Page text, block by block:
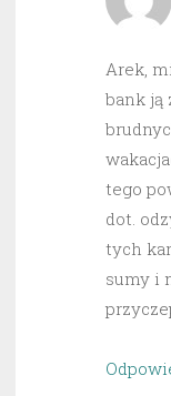
Arek,
bank ją
tego
dot.
tych
sumy i